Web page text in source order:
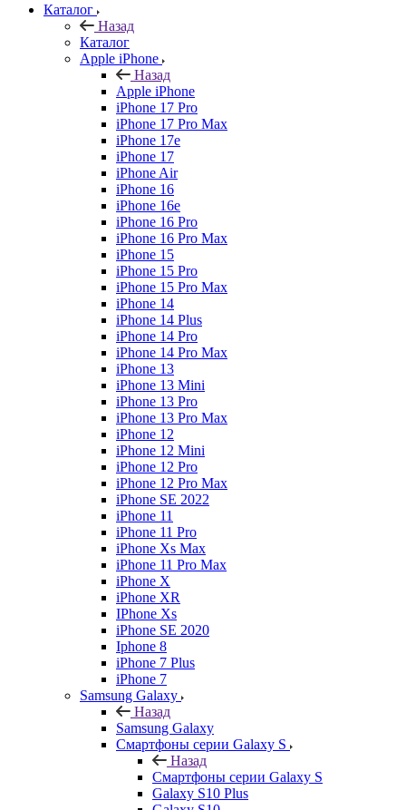
Каталог
Назад
Каталог
Apple iPhone
Назад
Apple iPhone
iPhone 17 Pro
iPhone 17 Pro Max
iPhone 17e
iPhone 17
iPhone Air
iPhone 16
iPhone 16e
iPhone 16 Pro
iPhone 16 Pro Max
iPhone 15
iPhone 15 Pro
iPhone 15 Pro Max
iPhone 14
iPhone 14 Plus
iPhone 14 Pro
iPhone 14 Pro Max
iPhone 13
iPhone 13 Mini
iPhone 13 Pro
iPhone 13 Pro Max
iPhone 12
iPhone 12 Mini
iPhone 12 Pro
iPhone 12 Pro Max
iPhone SE 2022
iPhone 11
iPhone 11 Pro
iPhone Xs Max
iPhone 11 Pro Max
iPhone X
iPhone XR
IPhone Xs
iPhone SE 2020
Iphone 8
iPhone 7 Plus
iPhone 7
Samsung Galaxy
Назад
Samsung Galaxy
Смартфоны серии Galaxy S
Назад
Смартфоны серии Galaxy S
Galaxy S10 Plus